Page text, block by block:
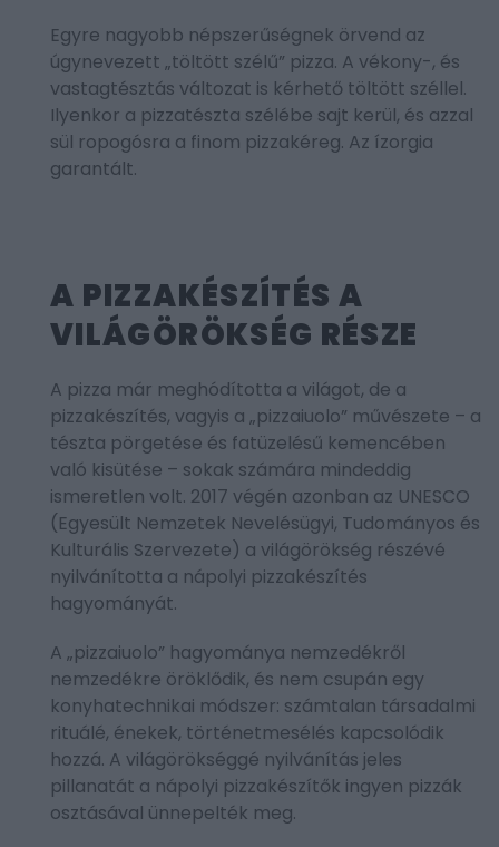
Egyre nagyobb népszerűségnek örvend az
úgynevezett „töltött szélű” pizza. A vékony-, és
vastagtésztás változat is kérhető töltött széllel.
Ilyenkor a pizzatészta szélébe sajt kerül, és azzal
sül ropogósra a finom pizzakéreg. Az ízorgia
garantált.
A PIZZAKÉSZÍTÉS A
VILÁGÖRÖKSÉG RÉSZE
A pizza már meghódította a világot, de a
pizzakészítés, vagyis a „pizzaiuolo” művészete – a
tészta pörgetése és fatüzelésű kemencében
való kisütése – sokak számára mindeddig
ismeretlen volt. 2017 végén azonban az UNESCO
(Egyesült Nemzetek Nevelésügyi, Tudományos és
Kulturális Szervezete) a világörökség részévé
nyilvánította a nápolyi pizzakészítés
hagyományát.
A „pizzaiuolo” hagyománya nemzedékről
nemzedékre öröklődik, és nem csupán egy
konyhatechnikai módszer: számtalan társadalmi
rituálé, énekek, történetmesélés kapcsolódik
hozzá. A világörökséggé nyilvánítás jeles
pillanatát a nápolyi pizzakészítők ingyen pizzák
osztásával ünnepelték meg.